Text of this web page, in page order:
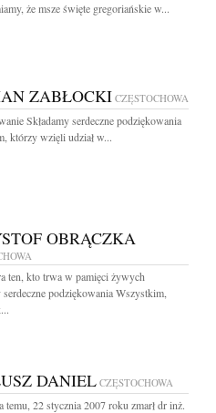
że msze święte gregoriańskie w...
ZABŁOCKI CZĘSTOCHOWA
Składamy serdeczne podziękowania
którzy wzięli udział w...
OBRĄCZKA
ten, kto trwa w pamięci żywych
serdeczne podziękowania Wszystkim,
DANIEL CZĘSTOCHOWA
temu, 22 stycznia 2007 roku zmarł dr inż.